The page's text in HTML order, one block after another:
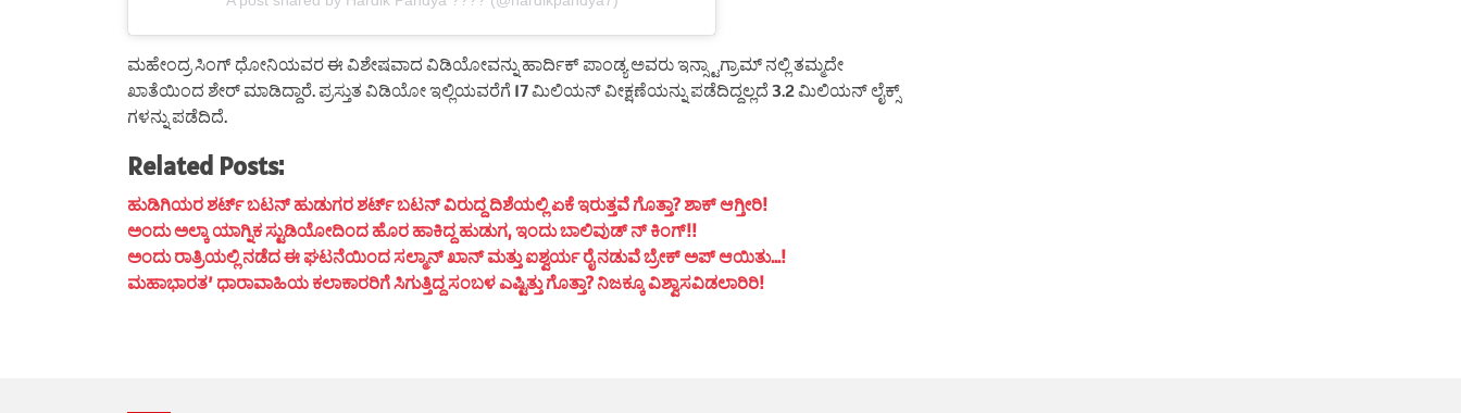
ಮಹೇಂದ್ರ ಸಿಂಗ್ ಧೋನಿಯವರ ಈ ವಿಶೇಷವಾದ ವಿಡಿಯೋವನ್ನು ಹಾರ್ದಿಕ್ ಪಾಂಡ್ಯ ಅವರು ಇನ್ಸ್ಟಾಗ್ರಾಮ್ ನಲ್ಲಿ ತಮ್ಮದೇ
ಖಾತೆಯಿಂದ ಶೇರ್ ಮಾಡಿದ್ದಾರೆ. ಪ್ರಸ್ತುತ ವಿಡಿಯೋ ಇಲ್ಲಿಯವರೆಗೆ 17 ಮಿಲಿಯನ್ ವೀಕ್ಷಣೆಯನ್ನು ಪಡೆದಿದ್ದಲ್ಲದೆ 3.2 ಮಿಲಿಯನ್ ಲೈಕ್ಸ್
ಗಳನ್ನು ಪಡೆದಿದೆ.
Related Posts:
ಹುಡಿಗಿಯರ ಶರ್ಟ್ ಬಟನ್ ಹುಡುಗರ ಶರ್ಟ್ ಬಟನ್ ವಿರುದ್ದ ದಿಶೆಯಲ್ಲಿ ಏಕೆ ಇರುತ್ತವೆ ಗೊತ್ತಾ? ಶಾಕ್ ಆಗ್ತೀರಿ!
ಅಂದು ಅಲ್ಕಾ ಯಾಗ್ನಿಕ ಸ್ಟುಡಿಯೋದಿಂದ ಹೊರ ಹಾಕಿದ್ದ ಹುಡುಗ, ಇಂದು ಬಾಲಿವುಡ್ ನ್ ಕಿಂಗ್!!
ಅಂದು ರಾತ್ರಿಯಲ್ಲಿ ನಡೆದ ಈ ಘಟನೆಯಿಂದ ಸಲ್ಮಾನ್ ಖಾನ್ ಮತ್ತು ಐಶ್ವರ್ಯ ರೈ ನಡುವೆ ಬ್ರೇಕ್ ಅಪ್ ಆಯಿತು…!
ಮಹಾಭಾರತ’ ಧಾರಾವಾಹಿಯ ಕಲಾಕಾರರಿಗೆ ಸಿಗುತ್ತಿದ್ದ ಸಂಬಳ ಎಷ್ಟಿತ್ತು ಗೊತ್ತಾ? ನಿಜಕ್ಕೂ ವಿಶ್ವಾಸವಿಡಲಾರಿರಿ!